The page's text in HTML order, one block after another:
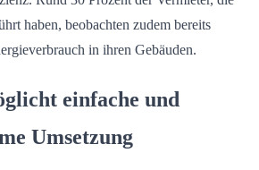
haben, beobachten zudem bereits
in ihren Gebäuden.
einfache und
Umsetzung